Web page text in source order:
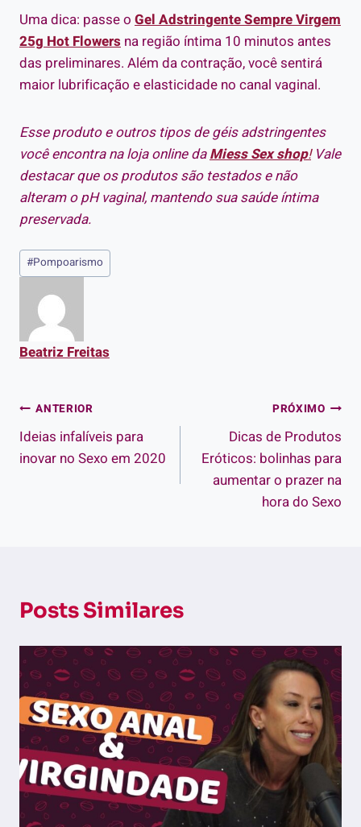
Uma dica: passe o Gel Adstringente Sempre Virgem
25g Hot Flowers na região íntima 10 minutos antes
das preliminares. Além da contração, você sentirá
maior lubrificação e elasticidade no canal vaginal.
Esse produto e outros tipos de géis adstringentes
você encontra na loja online daMiess Sex shop!Vale
destacar que os produtos são testados e não
alteram o pH vaginal, mantendo sua saúde íntima
preservada.
Tags
do
Post:
#Pompoarismo
Beatriz Freitas
Navegação
de
ANTERIOR
Ideias infalíveis para
inovar no Sexo em 2020
PRÓXIMO
Dicas de Produtos
Eróticos: bolinhas para
aumentar o prazer na
hora do Sexo
Posts Similares